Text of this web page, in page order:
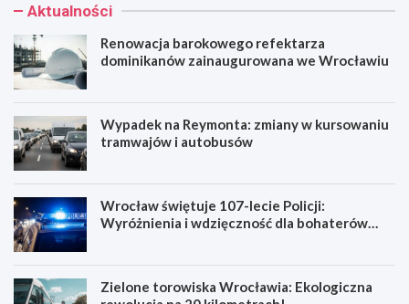
Aktualności
Renowacja barokowego refektarza
dominikanów zainaugurowana we Wrocławiu
Wypadek na Reymonta: zmiany w kursowaniu
tramwajów i autobusów
Wrocław świętuje 107-lecie Policji:
Wyróżnienia i wdzięczność dla bohaterów
Zielone torowiska Wrocławia: Ekologiczna